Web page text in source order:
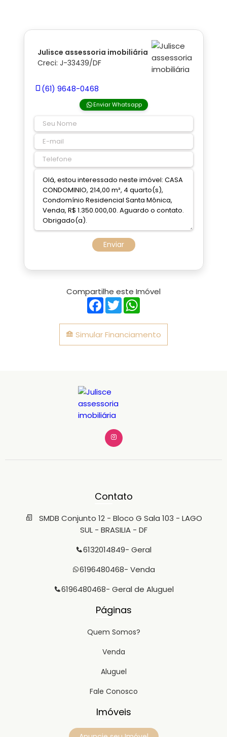
Julisce assessoria imobiliária
Creci: J-33439/DF
(61) 9648-0468
Enviar Whatsapp
Enviar
Compartilhe este Imóvel
Facebook
Twitter
Simular Financiamento
Contato
SMDB Conjunto 12 - Bloco G Sala 103 - LAGO
SUL - BRASILIA - DF
6132014849- Geral
6196480468- Venda
6196480468- Geral de Aluguel
Páginas
Quem Somos?
Venda
Aluguel
Fale Conosco
Imóveis